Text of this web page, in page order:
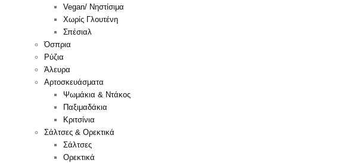
Vegan/ Νηστίσιμα
Χωρίς Γλουτένη
Σπέσιαλ
Όσπρια
Ρύζια
Άλευρα
Αρτοσκευάσματα
Ψωμάκια & Ντάκος
Παξιμαδάκια
Κριτσίνια
Σάλτσες & Ορεκτικά
Σάλτσες
Ορεκτικά